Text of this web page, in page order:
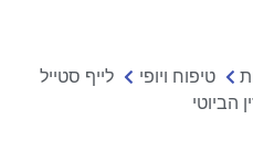
טיפוח ויופי
לייף סטייל